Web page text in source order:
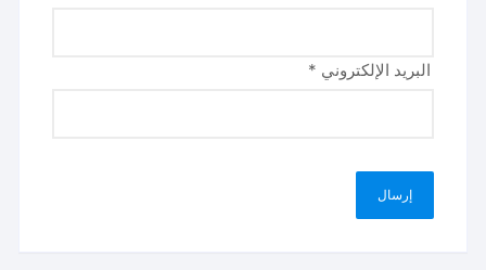
البريد الإلكتروني *